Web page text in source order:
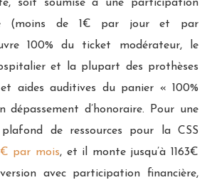
soit soumise à une participation
(moins de 1€ par jour et par
100% du ticket modérateur, le
et la plupart des prothèses
aides auditives du panier « 100%
dépassement d’honoraire. Pour une
de ressources pour la CSS
par mois, et il monte jusqu’à 1163€
avec participation financière,